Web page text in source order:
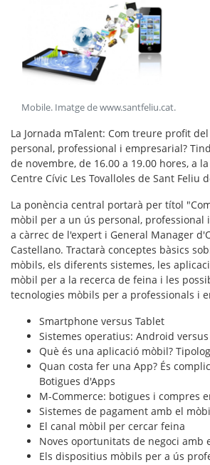
Mobile. Imatge de www.santfeliu.cat.
La Jornada mTalent: Com treure profit
personal, professional i empresarial?
de novembre, de 16.00 a 19.00 hores, a
Centre Cívic Les Tovalloles de Sant Feliu
La ponència central portarà per títol
mòbil per a un ús personal, professional
a càrrec de l'expert i General Manager
Castellano. Tractarà conceptes bàsics
mòbils, els diferents sistemes, les
mòbil per a la recerca de feina i les
tecnologies mòbils per a professionals i
Smartphone versus Tablet
Sistemes operatius: Android
Què és una aplicació mòbil?
Quan costa fer una App? És
Botigues d'Apps
M-Commerce: botigues i compres
Sistemes de pagament amb el
El canal mòbil per cercar feina
Noves oportunitats de negoci amb
Els dispositius mòbils per a ús